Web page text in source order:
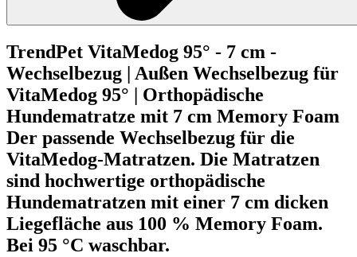
TrendPet VitaMedog 95° - 7 cm -
Wechselbezug | Außen Wechselbezug für
VitaMedog 95° | Orthopädische
Hundematratze mit 7 cm Memory Foam
Der passende Wechselbezug für die
VitaMedog-Matratzen. Die Matratzen
sind hochwertige orthopädische
Hundematratzen mit einer 7 cm dicken
Liegefläche aus 100 % Memory Foam.
Bei 95 °C waschbar.